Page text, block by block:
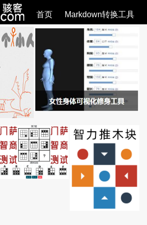
首页 Markdown转换工具
SVG手册 全部文章